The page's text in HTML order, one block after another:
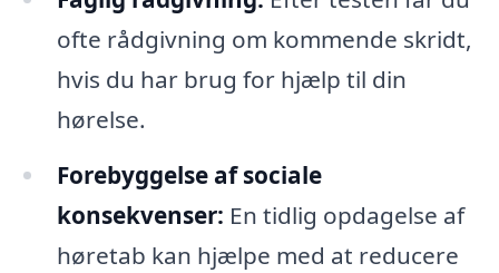
ofte rådgivning om kommende skridt,
hvis du har brug for hjælp til din
hørelse.
Forebyggelse af sociale
konsekvenser: En tidlig opdagelse af
høretab kan hjælpe med at reducere